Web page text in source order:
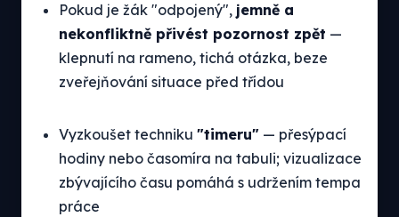
Pokud je žák "odpojený", jemně a
nekonfliktně přivést pozornost zpět —
klepnutí na rameno, tichá otázka, beze
zveřejňování situace před třídou
Vyzkoušet techniku "timeru" — přesýpací
hodiny nebo časomíra na tabuli; vizualizace
zbývajícího času pomáhá s udržením tempa
práce